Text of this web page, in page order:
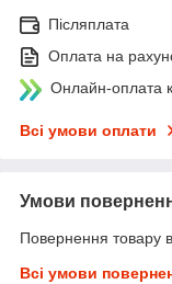
Післяплата
Оплата на
Онлайн-оплата
Всі умови оплати
Умови
Повернення товару
Всі умови